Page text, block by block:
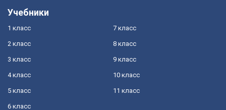
Учебники
1 класс
2 класс
3 класс
4 класс
5 класс
6 класс
7 класс
8 класс
9 класс
10 класс
11 класс